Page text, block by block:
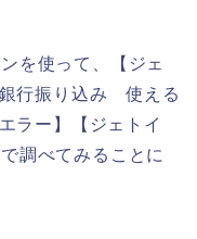
を使って、【ジェ
銀行振り込み 使える
ラー】【ジェトイ
調べてみることに